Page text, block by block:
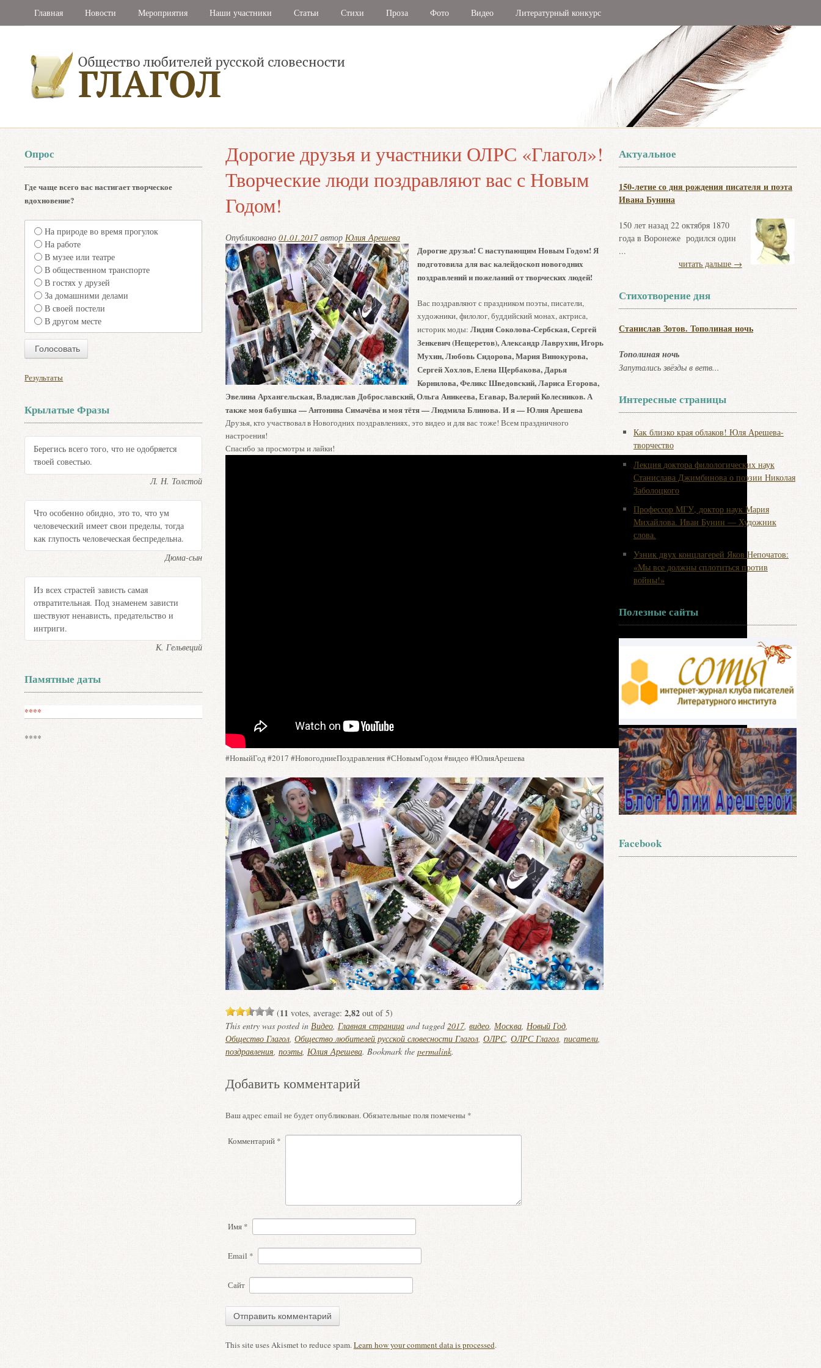
Главная Новости Мероприятия Наши участники Статьи Стихи Проза Фото Видео Литературный конкурс
Дорогие друзья и участники ОЛРС «Глагол»!
Творческие люди поздравляют вас с Новым
Годом!
Опубликовано 01.01.2017автор Юлия Арешева
Дорогие друзья! С наступающим Новым Годом! Я
подготовила для вас калейдоскоп новогодних
поздравлений и пожеланий от творческих людей!
Вас поздравляют с праздником поэты, писатели,
художники, филолог, буддийский монах, актриса,
историк моды: Лидия Соколова-Сербская, Сергей
Зенкевич (Нещеретов), Александр Лаврухин, Игорь
Мухин, Любовь Сидорова, Мария Винокурова,
Сергей Хохлов, Елена Щербакова, Дарья
Корнилова, Феликс Шведовский, Лариса Егорова,
Эвелина Архангельская, Владислав Доброславский, Ольга Аникеева, Егавар, Валерий Колесников. А
также моя бабушка — Антонина Симачёва и моя тётя — Людмила Блинова. И я — Юлия Арешева
Друзья, кто участвовал в Новогодних поздравлениях, это видео и для вас тоже! Всем праздничного
настроения!
Спасибо за просмотры и лайки!
#НовыйГод #2017 #НовогодниеПоздравления #СНовымГодом #видео #ЮлияАрешева
(11 votes, average: 2,82out of 5)
This entry was posted in Видео, Главная страницаand tagged2017, видео, Москва, Новый Год,
Общество Глагол, Общество любителей русской словесности Глагол, ОЛРС, ОЛРС Глагол, писатели,
поздравления, поэты, Юлия Арешева. Bookmark the permalink.
Добавить комментарий
Ваш адрес email не будет опубликован.Обязательные поля помечены *
Комментарий *
Имя *
Email *
Сайт
This site uses Akismet to reduce spam.Learn how your comment data is processed.
Актуальное
150-летие со дня рождения писателя и поэта
Ивана Бунина
150 лет назад 22 октября 1870
года в Воронеже родился один
...
читать дальше →
Стихотворение дня
Станислав Зотов. Тополиная ночь
Тополиная ночь
Запутались звёзды в ветв...
Интересные страницы
Как близко края облаков! Юля Арешева-
творчество
Лекция доктора филологических наук
Станислава Джимбинова о поэзии Николая
Заболоцкого
Профессор МГУ, доктор наук Мария
Михайлова. Иван Бунин — Художник
слова.
Узник двух концлагерей Яков Непочатов:
«Мы все должны сплотиться против
войны!»
Полезные сайты
Facebook
Опрос
Где чаще всего вас настигает творческое
вдохновение?
На природе во время прогулок
На работе
В музее или театре
В общественном транспорте
В гостях у друзей
За домашними делами
В своей постели
В другом месте
Результаты
Крылатые Фразы
Берегись всего того, что не одобряется
твоей совестью.
Л. Н. Толстой
Что особенно обидно, это то, что ум
человеческий имеет свои пределы, тогда
как глупость человеческая беспредельна.
Дюма-сын
Из всех страстей зависть самая
отвратительная. Под знаменем зависти
шествуют ненависть, предательство и
интриги.
К. Гельвеций
Памятные даты
****
****